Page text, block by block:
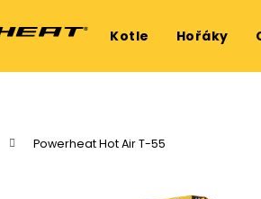
Kotle Hořáky
Powerheat Hot Air T-55